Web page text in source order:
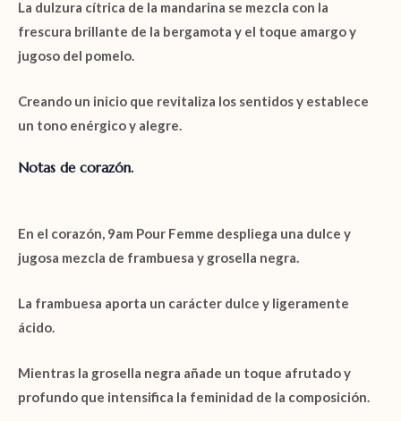
La dulzura cítrica de la mandarina se mezcla con la
frescura brillante de la bergamota y el toque amargo y
jugoso del pomelo.
Creando un inicio que revitaliza los sentidos y establece
un tono enérgico y alegre.
Notas de corazón.
En el corazón, 9am Pour Femme despliega una dulce y
jugosa mezcla de frambuesa y grosella negra
La frambuesa aporta un carácter dulce y ligeramente
ácido.
Mientras la grosella negra añade un toque afrutado y
profundo que intensifica la feminidad de la composición.